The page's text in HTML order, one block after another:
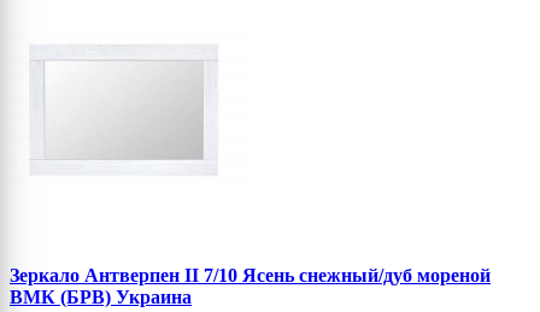
Зеркало Антверпен II 7/10 Ясень снежный/дуб мореной
ВМК (БРВ) Украина